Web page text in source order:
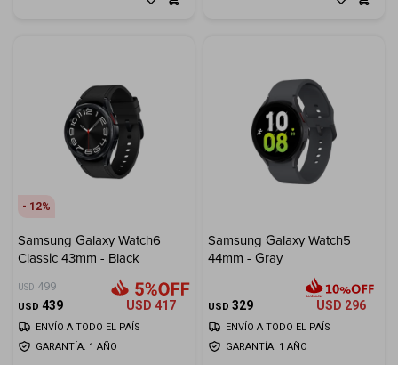
12
Samsung Galaxy Watch6
Classic 43mm - Black
USD 499
USD 439 USD 417
GARANTÍA: 1 AÑO
ENVÍO A TODO EL PAÍS
Samsung Galaxy Watch5
44mm - Gray
USD 329 USD 296
GARANTÍA: 1 AÑO
ENVÍO A TODO EL PAÍS